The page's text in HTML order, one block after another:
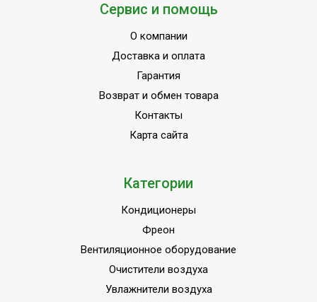
Сервис и помощь
О компании
Доставка и оплата
Гарантия
Возврат и обмен товара
Контакты
Карта сайта
Категории
Кондиционеры
Фреон
Вентиляционное оборудование
Очистители воздуха
Увлажнители воздуха